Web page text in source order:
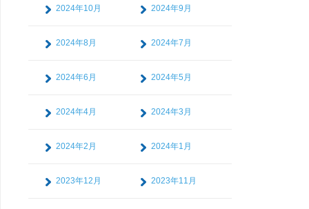
2024年10月 2024年9月
2024年8月 2024年7月
2024年6月 2024年5月
2024年4月 2024年3月
2024年2月 2024年1月
2023年12月 2023年11月